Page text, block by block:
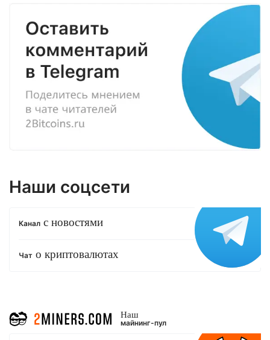
Наши соцсети
Канал с новостями
Чат о криптовалютах
Наш
майнинг-пул